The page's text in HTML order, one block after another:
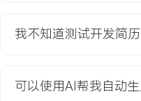
2.框架开发：基于
架，封装通用操作与断言库
脚本。
4.效率工具：开发一键执行
我不知道测试开发简
可以使用AI帮我自动